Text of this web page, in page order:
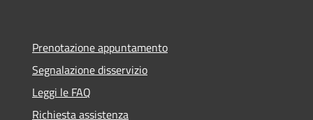
Prenotazione appuntamento
Segnalazione disservizio
Leggi le FAQ
Richiesta assistenza